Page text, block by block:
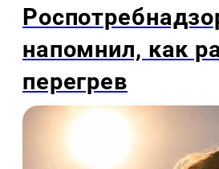
напомнил, как
перегрев